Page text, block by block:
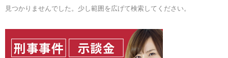
見つかりませんでした。少し範囲を広げて検索してください。